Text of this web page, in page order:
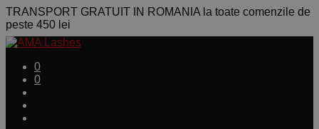
TRANSPORT GRATUIT IN ROMANIA la toate comenzile de
peste 450 lei
0
0